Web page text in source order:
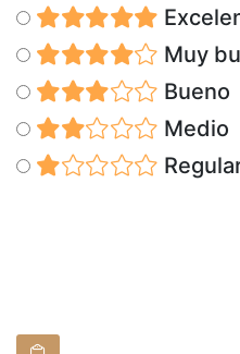
Muy
Bueno
Medio